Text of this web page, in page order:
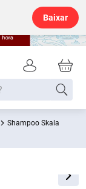
Baixar
Shampoo Skala